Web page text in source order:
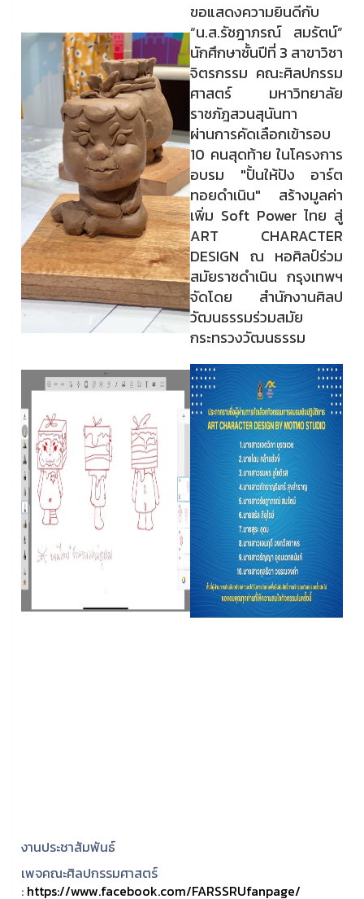
ขอแสดงความยินดีกับ
“น.ส.รัชฎาภรณ์ สมรัตน์”
นักศึกษาชั้นปีที่ 3 สาขาวิชา
จิตรกรรม คณะศิลปกรรม
ศาสตร์ มหาวิทยาลัย
ราชภัฎสวนสุนันทา
ผ่านการคัดเลือกเข้ารอบ
10 คนสุดท้าย ในโครงการ
อบรม "ปั้นให้ปัง อาร์ต
ทอยดำเนิน" สร้างมูลค่า
เพิ่ม Soft Power ไทย สู่
ART CHARACTER
DESIGN ณ หอศิลป์ร่วม
สมัยราชดำเนิน กรุงเทพฯ
จัดโดย สำนักงานศิลป
วัฒนธรรมร่วมสมัย
กระทรวงวัฒนธรรม
งานประชาสัมพันธ์
เพจคณะศิลปกรรมศาสตร์
: https://www.facebook.com/FARSSRUfanpage/